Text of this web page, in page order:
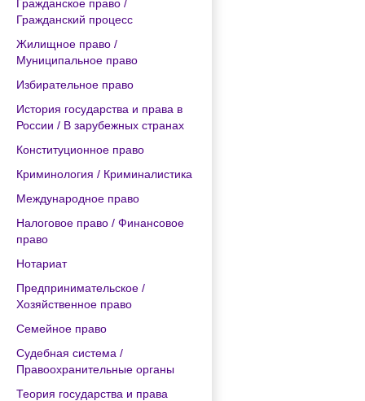
Гражданское право /
Гражданский процесс
Жилищное право /
Муниципальное право
Избирательное право
История государства и права в
России / В зарубежных странах
Конституционное право
Криминология / Криминалистика
Международное право
Налоговое право / Финансовое
право
Нотариат
Предпринимательское /
Хозяйственное право
Семейное право
Судебная система /
Правоохранительные органы
Теория государства и права